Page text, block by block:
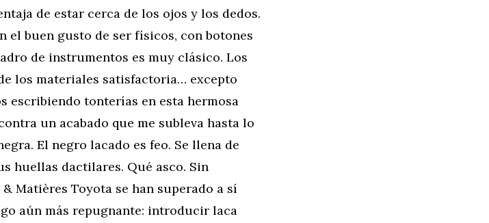
de estar cerca de los ojos y los dedos.
buen gusto de ser físicos, con botones
de instrumentos es muy clásico. Los
los materiales satisfactoria… excepto
escribiendo tonterías en esta hermosa
un acabado que me subleva hasta lo
El negro lacado es feo. Se llena de
huellas dactilares. Qué asco. Sin
Matières Toyota se han superado a sí
aún más repugnante: introducir laca